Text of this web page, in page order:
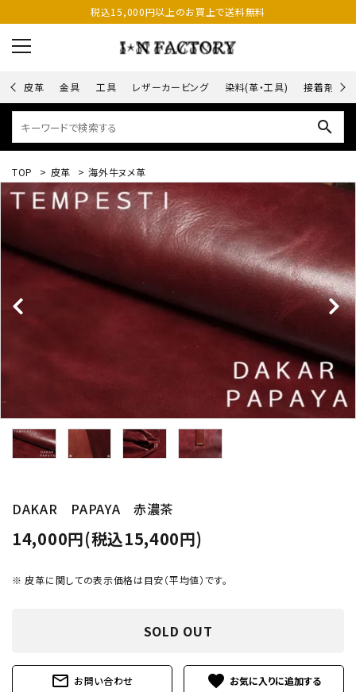
税込15,000円以上のお買上で送料無料
皮革 金具 工具 レザーカービング 染料(革・工具) 接着剤
search
TOP > 皮革 > 海外牛ヌメ革
DAKAR PAPAYA 赤濃茶
14,000円(税込15,400円)
※ 皮革に関しての表示価格は目安（平均値）です。
SOLD OUT
mail_outline お問い合わせ favorite